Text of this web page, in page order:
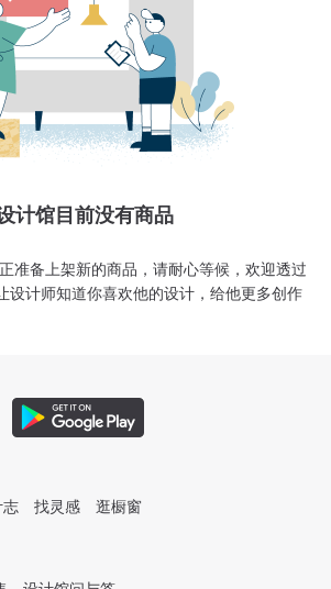
计馆目前没有商品
准备上架新的商品，请耐心等候，欢迎透过
设计师知道你喜欢他的设计，给他更多创作
找灵感 逛橱窗